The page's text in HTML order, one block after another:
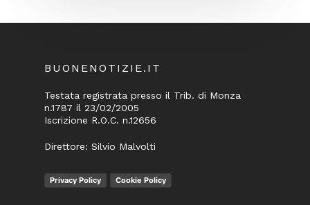
BUONENOTIZIE.IT
Testata registrata presso il Trib. di Monza
n.1787 il 23/02/2005
Iscrizione R.O.C. n.12656
Direttore: Silvio Malvolti
Privacy Policy Cookie Policy